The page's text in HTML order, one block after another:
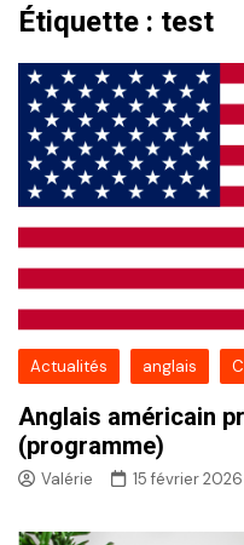
Étiquette : test
Actualités anglais
Anglais américain
(programme)
Valérie 15 février 2026